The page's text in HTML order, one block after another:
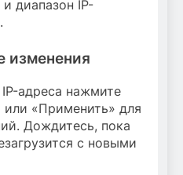
диапазон IP-
изменения
адреса нажмите
или «Применить» для
Дождитесь, пока
с новыми